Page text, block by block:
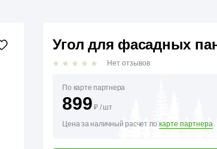
Угол для фасадных
Нет отзывов
По карте партнера
899 ₽ / шт
Цена за наличный расчет по карте партнера